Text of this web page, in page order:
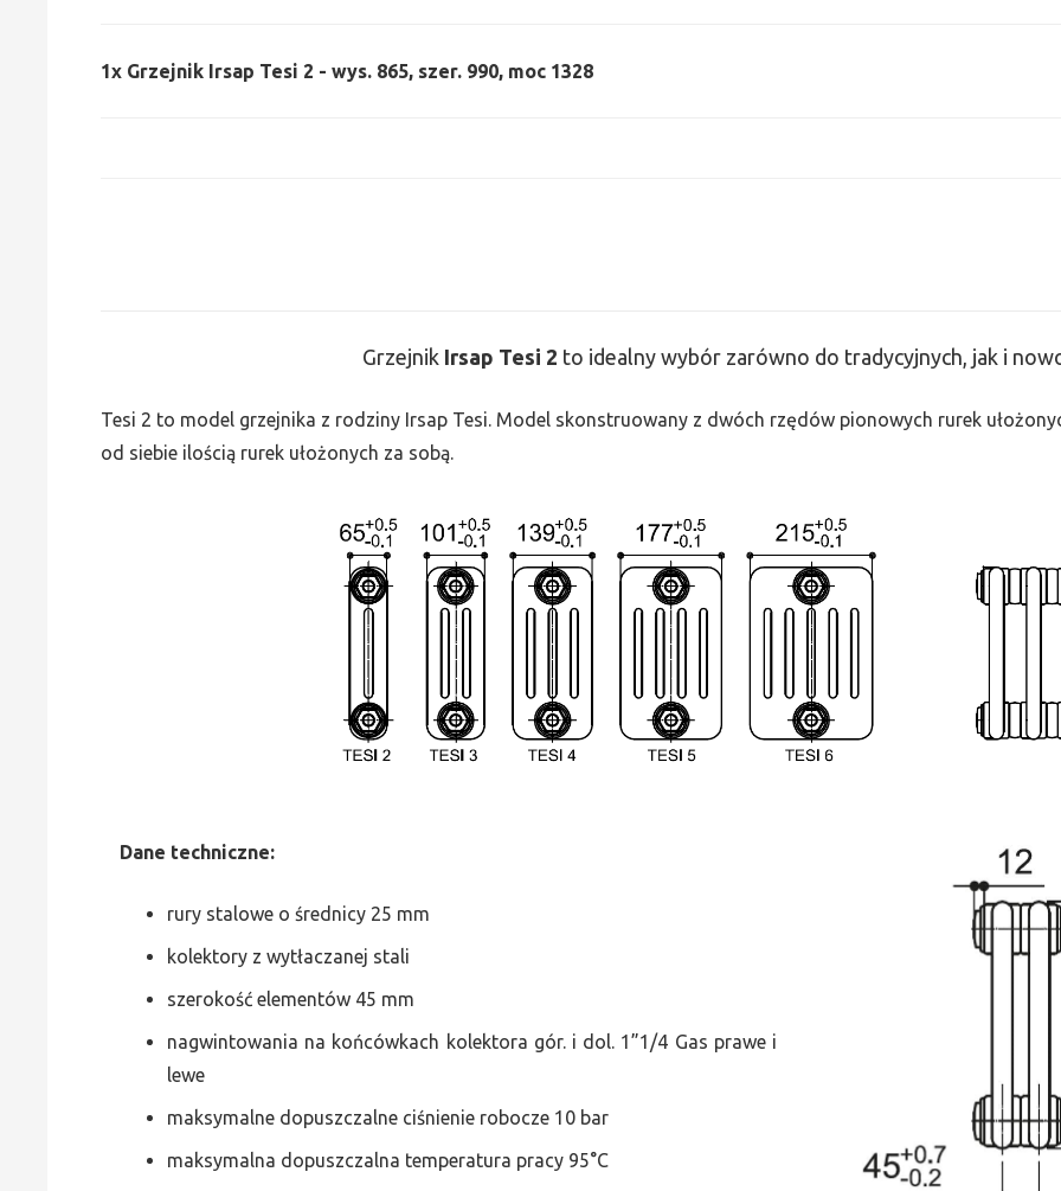
1x Grzejnik Irsap Tesi 2 - wys. 865, szer. 990, moc 1328
Grzejnik Irsap Tesi 2 to idealny wybór zarówno do tradycyjnych, jak i
Tesi 2 to model grzejnika z rodziny Irsap Tesi. Model skonstruowany z dwóch rzędów pionowych rurek
od siebie ilością rurek ułożonych za sobą.
Dane techniczne:
rury stalowe o średnicy 25 mm
kolektory z wytłaczanej stali
szerokość elementów 45 mm
nagwintowania na końcówkach kolektora gór. i dol. 1”1/4 Gas prawe i
lewe
maksymalne dopuszczalne ciśnienie robocze 10 bar
maksymalna dopuszczalna temperatura pracy 95°C